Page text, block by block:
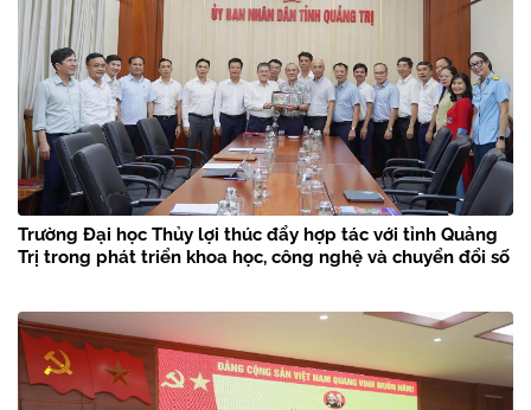
Trường Đại học Thủy lợi thúc đẩy hợp tác với tỉnh Quảng
Trị trong phát triển khoa học, công nghệ và chuyển đổi số